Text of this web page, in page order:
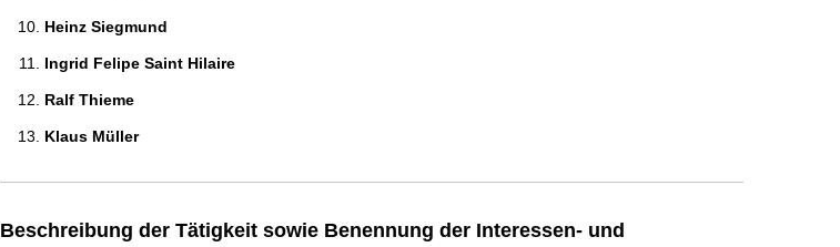
Heinz Siegmund
Ingrid Felipe Saint Hilaire
Ralf Thieme
Klaus Müller
Beschreibung der Tätigkeit sowie Benennung der Interessen- und